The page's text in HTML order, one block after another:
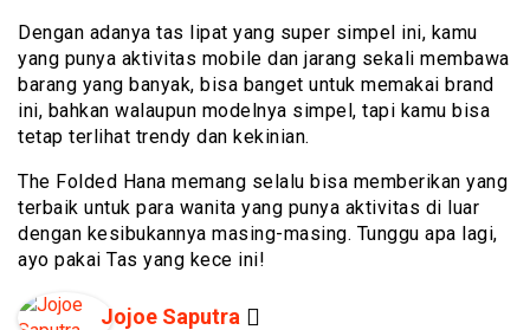
Dengan adanya tas lipat yang super simpel ini, kamu
yang punya aktivitas mobile dan jarang sekali membawa
barang yang banyak, bisa banget untuk memakai brand
ini, bahkan walaupun modelnya simpel, tapi kamu bisa
tetap terlihat trendy dan kekinian.
The Folded Hana memang selalu bisa memberikan yang
terbaik untuk para wanita yang punya aktivitas di luar
dengan kesibukannya masing-masing. Tunggu apa lagi,
ayo pakai Tas yang kece ini!
Jojoe Saputra